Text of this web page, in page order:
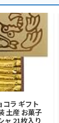
コラ ギフト
土産 お菓子
ャ 21枚入り